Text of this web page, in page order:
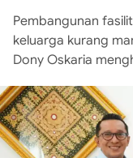
Pembangunan
keluarga kurang
Dony Oskaria